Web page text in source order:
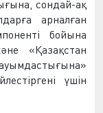
ғына,сондай-ақ
ға арналған
бойына
әне «Қазақстан
ғына»
үшін